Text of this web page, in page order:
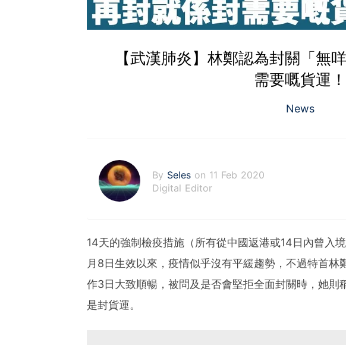
【武漢肺炎】林鄭認為封關「無
需要嘅貨運！
News
By Seles on 11 Feb 2020
Digital Editor
14天的強制檢疫措施（所有從中國返港或14日內曾入
月8日生效以來，疫情似乎沒有平緩趨勢，不過特首林
作3日大致順暢，被問及是否會堅拒全面封關時，她則
是封貨運。